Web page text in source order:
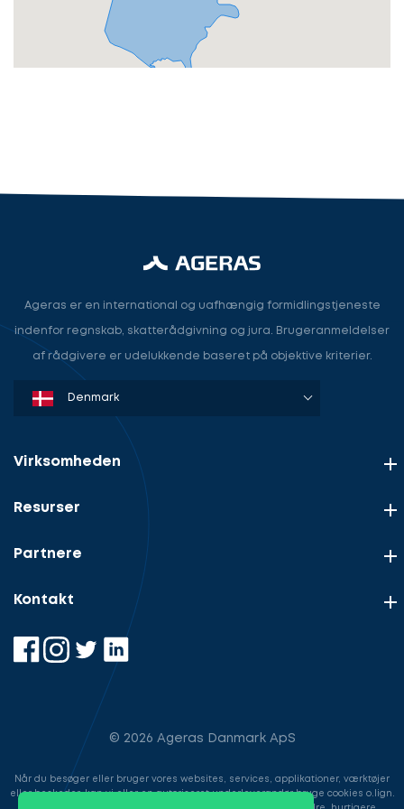
Revisor
Revisor/Bogholder
Ageras er en international og uafhængig formidlingstjeneste
indenfor regnskab, skatterådgivning og jura. Brugeranmeldelser
af rådgivere er udelukkende baseret på objektive kriterier.
Denmark
Sweden
Norway
Netherlands
Germany
USA
Virksomheden
Resurser
Partnere
Kontakt
© 2026 Ageras Danmark ApS
Når du besøger eller bruger vores websites, services, applikationer, værktøjer
eller beskeder, kan vi eller en autoriseret underleverandør bruge cookies o.lign.